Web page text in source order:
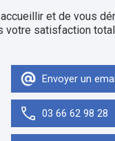
et de vous
votre satisfaction
Envoyer un
03 66 62 98 28